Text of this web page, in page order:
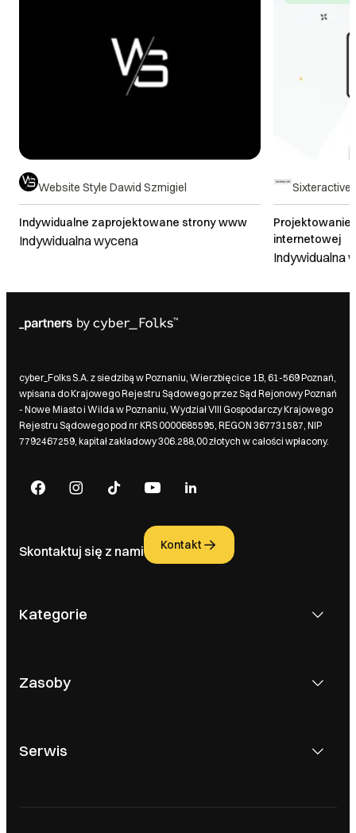
Website Style Dawid Szmigiel
Indywidualne zaprojektowane strony www
Indywidualna wycena
Sixteractive
Projektowanie
internetowej
Indywidualna
cyber_Folks S.A. z siedzibą w Poznaniu, Wierzbięcice 1B, 61-569 Poznań,
wpisana do Krajowego Rejestru Sądowego przez Sąd Rejonowy Poznań
- Nowe Miasto i Wilda w Poznaniu, Wydział VIII Gospodarczy Krajowego
Rejestru Sądowego pod nr KRS 0000685595, REGON 367731587, NIP
7792467259, kapitał zakładowy 306.288,00 złotych w całości wpłacony.
Skontaktuj się z nami Kontakt
Kategorie
Zasoby
Serwis